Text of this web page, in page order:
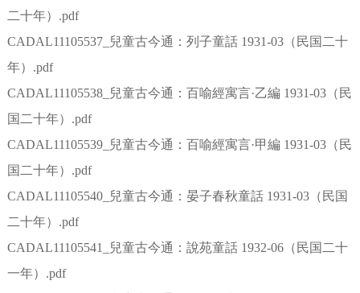
二十年）.pdf
CADAL11105537_兒童古今通：列子童話 1931-03（民国二十
年）.pdf
CADAL11105538_兒童古今通：百喻經寓言·乙編 1931-03（民
国二十年）.pdf
CADAL11105539_兒童古今通：百喻經寓言·甲編 1931-03（民
国二十年）.pdf
CADAL11105540_兒童古今通：晏子春秋童話 1931-03（民国
二十年）.pdf
CADAL11105541_兒童古今通：說苑童話 1932-06（民国二十
一年）.pdf